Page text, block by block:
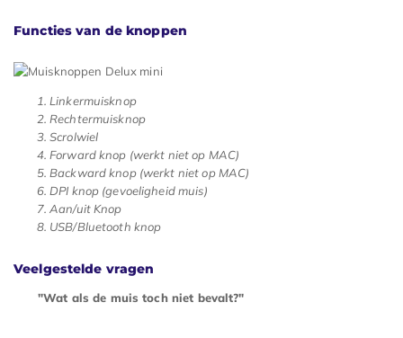
Functies van de knoppen
Linkermuisknop
Rechtermuisknop
Scrolwiel
Forward knop (werkt niet op MAC)
Backward knop (werkt niet op MAC)
DPI knop (gevoeligheid muis)
Aan/uit Knop
USB/Bluetooth knop
Veelgestelde vragen
"Wat als de muis toch niet bevalt?"